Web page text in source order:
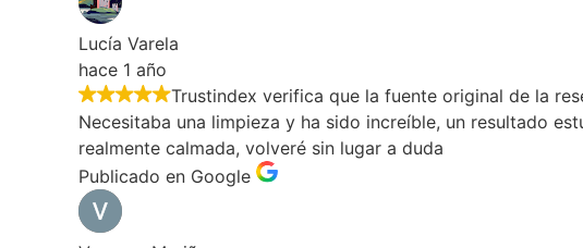
Lucía Varela
hace 1 año
Trustindex verifica que la fuente original de la
Necesitaba una limpieza y ha sido increíble, un resultado
realmente calmada, volveré sin lugar a duda
Publicado en Google